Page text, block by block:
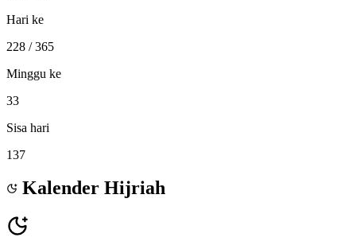
Hari ke
228 / 365
Minggu ke
33
Sisa hari
137
Kalender Hijriah